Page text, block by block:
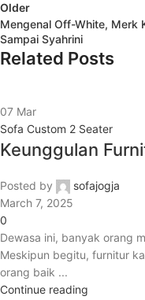
Older
Mengenal Off-White, Merk
Sampai Syahrini
Related Posts
07 Mar
Sofa Custom 2 Seater
Keunggulan
Posted by
sofajogja
March 7, 2025
0
Dewasa ini, banyak orang
Meskipun begitu, furnitur
orang baik ...
Continue reading